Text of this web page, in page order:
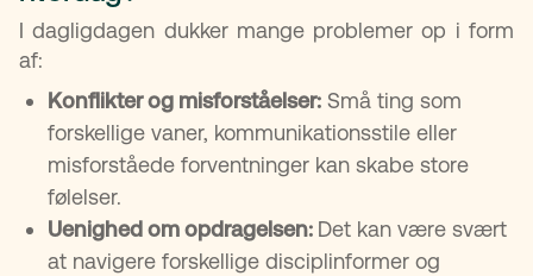
I dagligdagen dukker mange problemer op i form
af:
Konflikter og misforståelser: Små ting som
forskellige vaner, kommunikationsstile eller
misforståede forventninger kan skabe store
følelser.
Uenighed om opdragelsen: Det kan være svært
at navigere forskellige disciplinformer og